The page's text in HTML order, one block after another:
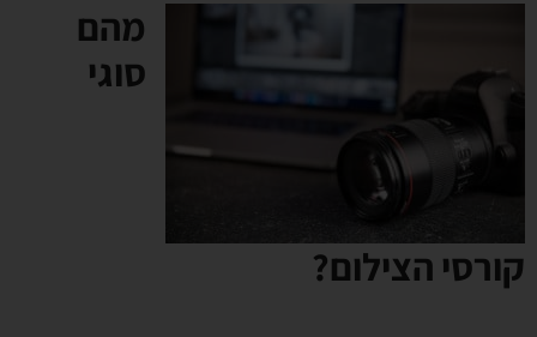
מהם
סוגי
קורסי הצילום?